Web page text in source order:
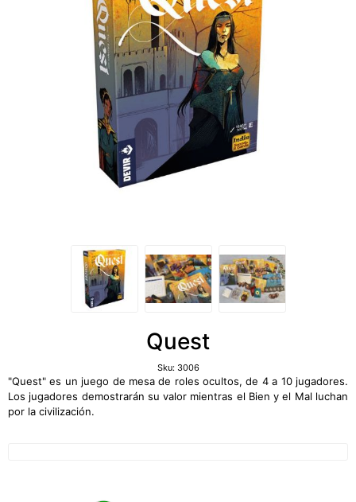
Quest
Sku: 3006
"Quest" es un juego de mesa de roles ocultos, de 4 a 10 jugadores.
Los jugadores demostrarán su valor mientras el Bien y el Mal luchan
por la civilización.